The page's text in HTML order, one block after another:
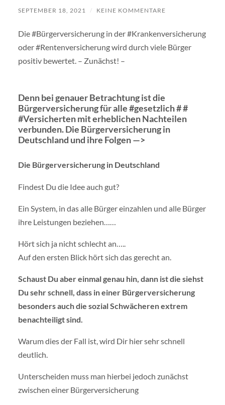
SEPTEMBER 18, 2021 / KEINE KOMMENTARE
Die #Bürgerversicherung in der #Krankenversicherung
oder #Rentenversicherung wird durch viele Bürger
positiv bewertet. – Zunächst! –
Denn bei genauer Betrachtung ist die
Bürgerversicherung für alle #gesetzlich # #
#Versicherten mit erheblichen Nachteilen
verbunden. Die Bürgerversicherung in
Deutschland und ihre Folgen —>
Die Bürgerversicherung in Deutschland
Findest Du die Idee auch gut?
Ein System, in das alle Bürger einzahlen und alle Bürger
ihre Leistungen beziehen……
Hört sich ja nicht schlecht an…..
Auf den ersten Blick hört sich das gerecht an.
Schaust Du aber einmal genau hin, dann ist die siehst
Du sehr schnell, dass in einer Bürgerversicherung
besonders auch die sozial Schwächeren extrem
benachteiligt sind.
Warum dies der Fall ist, wird Dir hier sehr schnell
deutlich.
Unterscheiden muss man hierbei jedoch zunächst
zwischen einer Bürgerversicherung